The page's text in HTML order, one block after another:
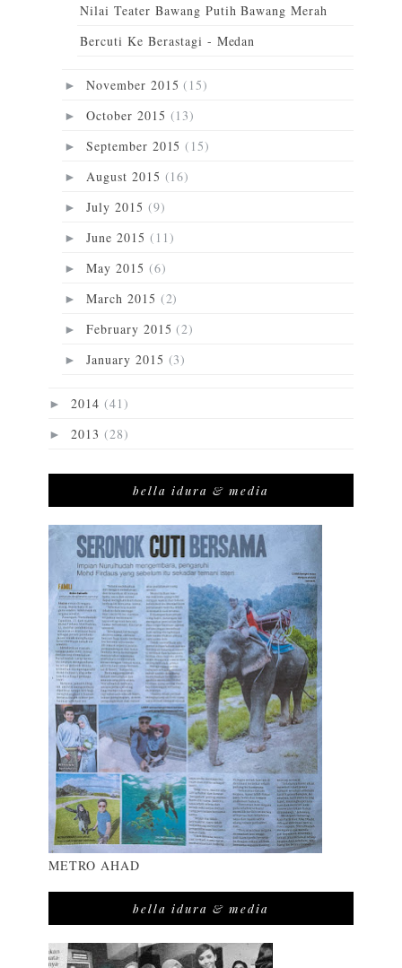
Nilai Teater Bawang Putih Bawang Merah
Bercuti Ke Berastagi - Medan
► November 2015(15)
► October 2015 (13)
► September 2015(15)
► August 2015 (16)
► July 2015 (9)
► June 2015 (11)
► May 2015 (6)
► March 2015 (2)
► February 2015(2)
► January 2015 (3)
► 2014 (41)
► 2013 (28)
bella idura & media
METRO AHAD
bella idura & media